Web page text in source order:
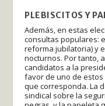
PLEBISCITOS Y
Además, en estas
consultas populares:
reforma jubilatoria) y
nocturnos. Por tanto,
candidatos a la
favor de uno de
que corresponda. La
sindical sobre la